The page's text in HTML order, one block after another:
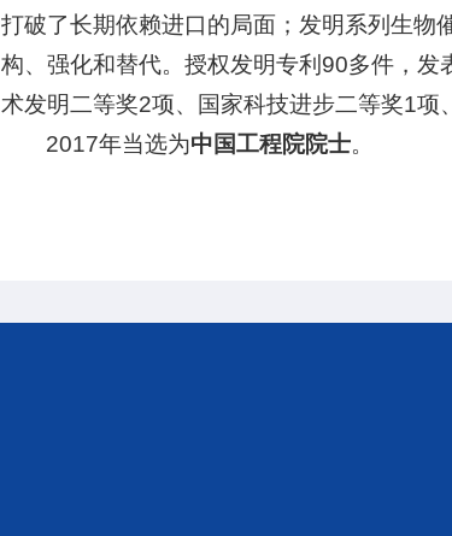
打破了长期依赖进口的局面；发明系列生物
构、强化和替代。授权发明专利90多件，
术发明二等奖2项、国家科技进步二等奖1项
2017年当选为中国工程院院士。